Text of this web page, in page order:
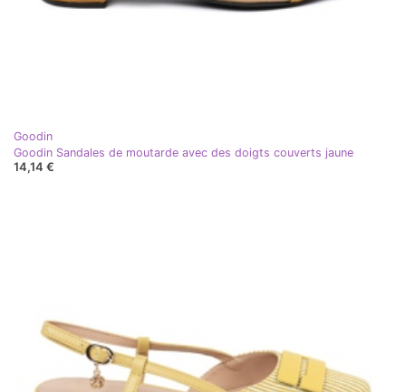
Goodin
Goodin Sandales de moutarde avec des doigts couverts jaune
14,14 €